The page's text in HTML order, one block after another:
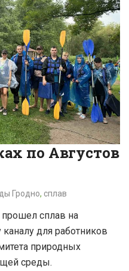
по Августов
Гродно, сплав
прошел сплав на
для работников
природных
среды.